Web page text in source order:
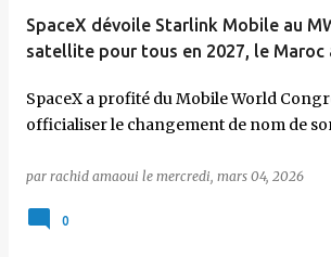
SpaceX dévoile Starlink Mobile au
satellite pour tous en 2027, le
SpaceX a profité du Mobile World
officialiser le changement de nom de
par rachid amaoui le mercredi, mars 04, 2026
0